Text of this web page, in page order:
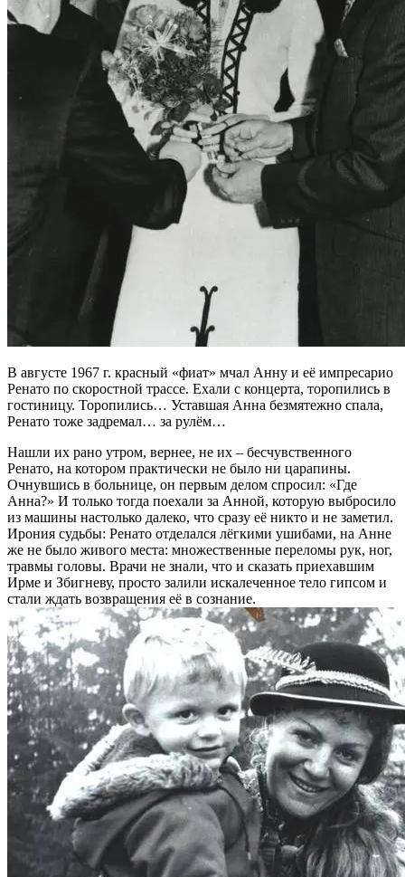
В августе 1967 г. красный «фиат» мчал Анну и её импресарио
Ренато по скоростной трассе. Ехали с концерта, торопились в
гостиницу. Торопились… Уставшая Анна безмятежно спала,
Ренато тоже задремал… за рулём…
Нашли их рано утром, вернее, не их – бесчувственного
Ренато, на котором практически не было ни царапины.
Очнувшись в больнице, он первым делом спросил: «Где
Анна?» И только тогда поехали за Анной, которую выбросило
из машины настолько далеко, что сразу её никто и не заметил.
Ирония судьбы: Ренато отделался лёгкими ушибами, на Анне
же не было живого места: множественные переломы рук, ног,
травмы головы. Врачи не знали, что и сказать приехавшим
Ирме и Збигневу, просто залили искалеченное тело гипсом и
стали ждать возвращения её в сознание.